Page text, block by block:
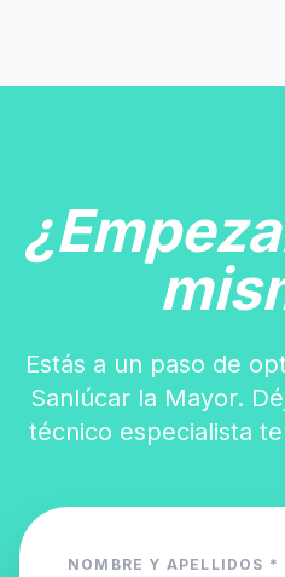
Estás a un paso de
Sanlúcar la Mayor.
técnico especialista
NOMBRE Y APELLIDOS *